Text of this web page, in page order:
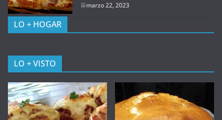
marzo 22, 2023
LO + HOGAR
LO + VISTO